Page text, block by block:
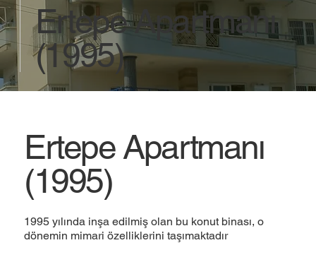
Ertepe Apartmanı
(1995)
Ertepe Apartmanı
(1995)
1995 yılında inşa edilmiş olan bu konut binası, o
dönemin mimari özelliklerini taşımaktadır